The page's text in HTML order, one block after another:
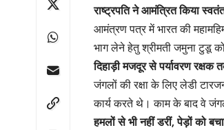
राष्ट्रपति ने आमंत्रित किया
आमंत्रण पत्र में भारत की
भाग लेने हेतु श्रीमती जमुना टुडू
दिहाड़ी मजदूर से पर्यावरण
जंगलों की रक्षा के लिए लेडी
कार्य करते थे। काम के बाद वे
हमलों से भी नहीं डरीं, पेड़ों को